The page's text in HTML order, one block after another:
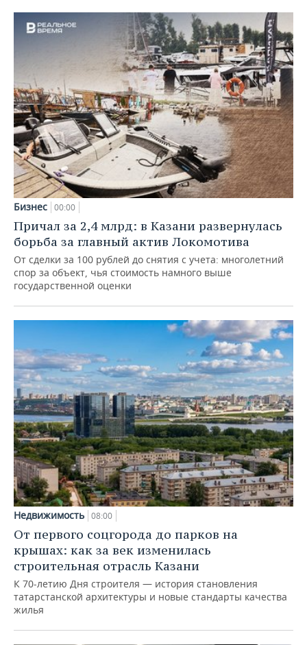
Бизнес 00:00
Причал за 2,4 млрд: в Казани развернулась
борьба за главный актив Локомотива
От сделки за 100 рублей до снятия с учета: многолетний
спор за объект, чья стоимость намного выше
государственной оценки
Недвижимость 08:00
От первого соцгорода до парков на
крышах: как за век изменилась
строительная отрасль Казани
К 70-летию Дня строителя — история становления
татарстанской архитектуры и новые стандарты качества
жилья